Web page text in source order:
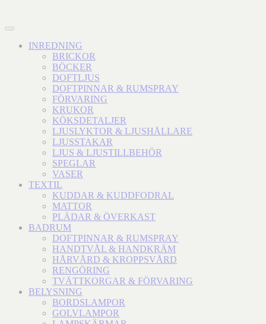
INREDNING
BRICKOR
BÖCKER
DOFTLJUS
DOFTPINNAR & RUMSPRAY
FÖRVARING
KRUKOR
KÖKSDETALJER
LJUSLYKTOR & LJUSHÅLLARE
LJUSSTAKAR
LJUS & LJUSTILLBEHÖR
SPEGLAR
VASER
TEXTIL
KUDDAR & KUDDFODRAL
MATTOR
PLÄDAR & ÖVERKAST
BADRUM
DOFTPINNAR & RUMSPRAY
HANDTVÅL & HANDKRÄM
HÅRVÅRD & KROPPSVÅRD
RENGÖRING
TVÄTTKORGAR & FÖRVARING
BELYSNING
BORDSLAMPOR
GOLVLAMPOR